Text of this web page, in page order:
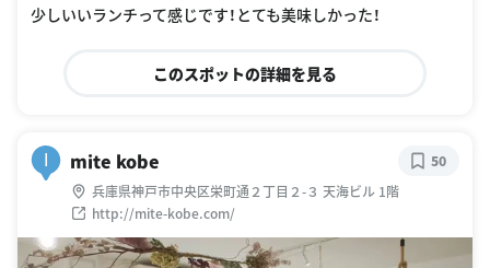
599%25E7%2590%2586%2B%25E3%2582%2582%25E3%2582%2593
少しいいランチって感じです！とても美味しかった！
このスポットの詳細を見る
I mite kobe
兵庫県神戸市中央区栄町通２丁目２-３ 天海ビル 1階
http://mite-kobe.com/
50